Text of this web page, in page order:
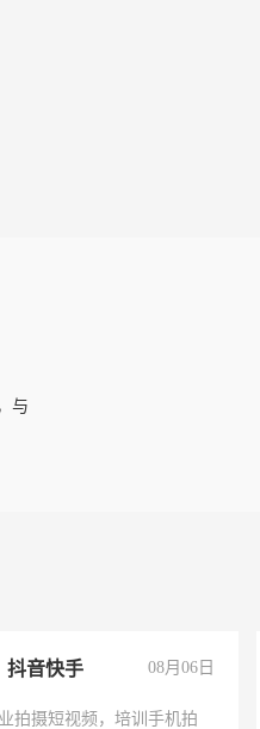
与
抖音快手 08月06日
拍摄短视频，培训手机拍